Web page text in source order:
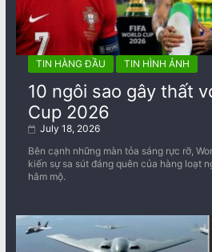
TIN HÀNG ĐẦU TIN HÌNH ẢNH
10 ngôi sao gây thất
Cup 2026
July 18, 2026
Bên cạnh những màn tỏa sáng rực rỡ,
kiến sự sa sút đáng quên của hàng loạt
hâm mộ.